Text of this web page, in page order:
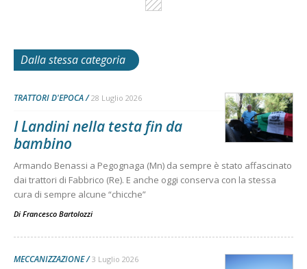
Dalla stessa categoria
TRATTORI D'EPOCA 28 Luglio 2026
I Landini nella testa fin da
bambino
Armando Benassi a Pegognaga (Mn) da sempre è stato affascinato
dai trattori di Fabbrico (Re). E anche oggi conserva con la stessa
cura di sempre alcune “chicche”
Di Francesco Bartolozzi
MECCANIZZAZIONE 3 Luglio 2026